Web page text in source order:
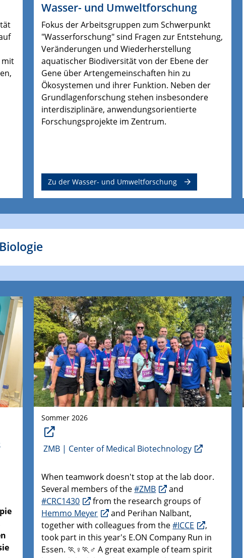
mit
Wasser- und Umweltforschung
Fokus der Arbeitsgruppen zum Schwerpunkt
"Wasserforschung" sind Fragen zur Entstehung,
Veränderungen und Wiederherstellung
aquatischer Biodiversität von der Ebene der
Gene über Artengemeinschaften hin zu
Ökosystemen und ihrer Funktion. Neben der
Grundlagenforschung stehen insbesondere
interdisziplinäre, anwendungsorientierte
Forschungsprojekte im Zentrum.
Zu der Wasser- und Umweltforschung
Sommer 2026
ZMB | Center of Medical Biotechnology
When teamwork doesn't stop at the lab door.
Several members of the#ZMB
and
#CRC1430
from the research groups of
Hemmo Meyer
and Perihan Nalbant,
together with colleagues from the#ICCE
,
took part in this year's E.ON Company Run in
Essen. 🏃♀️🏃♂️ A great example of team spirit